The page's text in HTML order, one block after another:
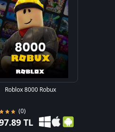
Roblox 8000 Robux
(0)
TL